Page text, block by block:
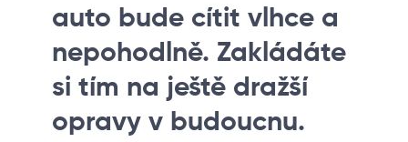
auto bude cítit vlhce a
nepohodlně. Zakládáte
si tím na ještě dražší
opravy v budoucnu.